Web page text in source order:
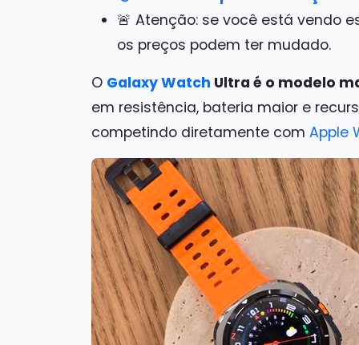
🚨 Atenção: se você está vendo
os preços podem ter mudado.
O Galaxy Watch Ultra é o modelo
em resistência, bateria maior e
competindo diretamente com Apple